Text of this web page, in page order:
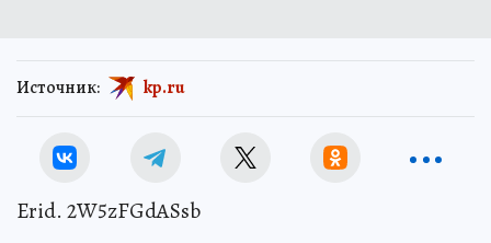
Источник: kp.ru
Erid. 2W5zFGdASsb